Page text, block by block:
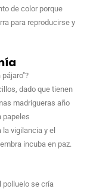
de color porque
para reproducirse y
dado que tienen
madrigueras año
papeles
vigilancia y el
incuba en paz.
polluelo se cría